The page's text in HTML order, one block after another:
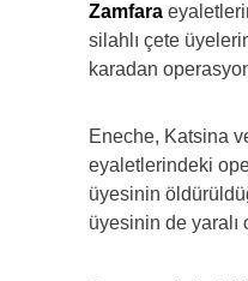
Zamfara
silahlı çete
karadan
Eneche, Katsina
eyaletlerindeki
üyesinin
üyesinin de yaralı